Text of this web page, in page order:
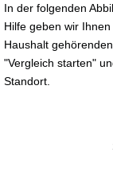
In der folgenden
Hilfe geben wir
Haushalt
"Vergleich starten"
Standort.